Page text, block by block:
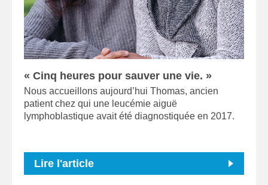
« Cinq heures pour sauver une vie. »
Nous accueillons aujourd’hui Thomas, ancien
patient chez qui une leucémie aiguë
lymphoblastique avait été diagnostiquée en 2017.
Lire l'article